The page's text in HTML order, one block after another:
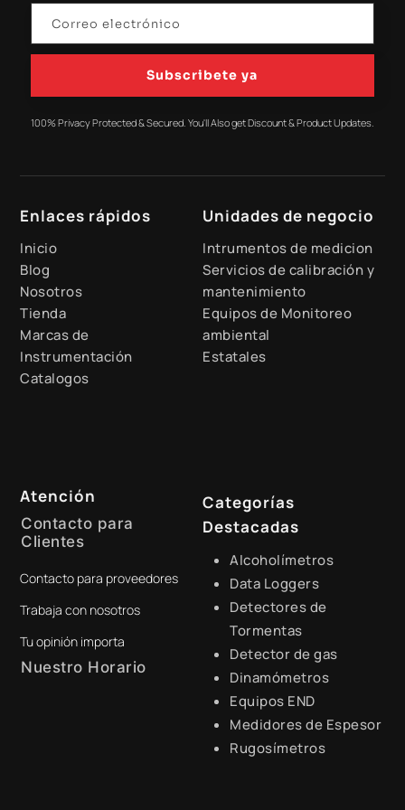
Subscribete ya
100% Privacy Protected & Secured. You'll Also get Discount & Product Updates.
Enlaces rápidos
Inicio
Blog
Nosotros
Tienda
Marcas de
Instrumentación
Catalogos
Unidades de negocio
Intrumentos de medicion
Servicios de calibración y
mantenimiento
Equipos de Monitoreo
ambiental
Estatales
Atención
Contacto para
Clientes
+51 941 525 454
digital@zamtsu.com
Contacto para proveedores
Trabaja con nosotros
Tu opinión importa
Nuestro Horario
Categorías
Destacadas
Alcoholímetros
Data Loggers
Detectores de
Tormentas
Detector de gas
Dinamómetros
Equipos END
Medidores de Espesor
Rugosímetros